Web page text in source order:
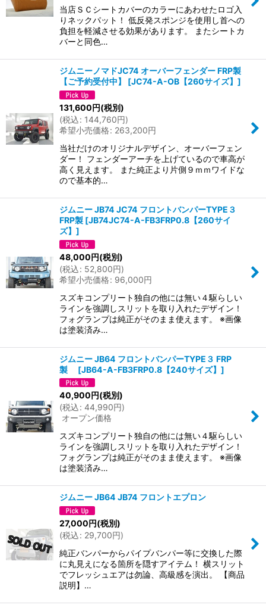
当店ＳＣシートカバーのカラーにあわせたロゴ入
りネックパット！ 低反発スポンジを使用し首への
負担を軽減させる効果があります。 またシートカ
バーと同色…
ジムニーノマドJC74 オーバーフェンダー FRP製
【ご予約受付中】
[JC74-A-OB【260サイズ】 ]
131,600円(税別)
(税込: 144,760円)
希望小売価格: 263,200円
当社だけのオリジナルデザイン、オーバーフェン
ダー！ フェンダーアーチを上げているので車高が
高く見えます。 また純正より片側９ｍｍワイドな
ので基本的…
ジムニー JB74 JC74 フロントバンパーTYPE３
FRP製 [JB74JC74-A-FB3FRP0.8【260サイ
ズ】 ]
48,000円(税別)
(税込: 52,800円)
希望小売価格: 96,000円
スズキコンプリート独自の他には無い４駆らしい
ラインを強調しスリットを取り入れたデザイン！
フォグランプは純正がそのまま使えます。 ※画像
は塗装済み…
ジムニー JB64 フロントバンパーTYPE３ FRP
製
[JB64-A-FB3FRP0.8【240サイズ】 ]
40,900円(税別)
(税込: 44,990円)
オープン価格
スズキコンプリート独自の他には無い４駆らしい
ラインを強調しスリットを取り入れたデザイン！
フォグランプは純正がそのまま使えます。 ※画像
は塗装済み…
ジムニー JB64 JB74 フロントエプロン
27,000円(税別)
(税込: 29,700円)
純正バンパーからパイプバンパー等に交換した際
に丸見えになる箇所を隠すアイテム！ 横スリット
でフレッシュエアは勿論、高級感を演出。 【商品
説明】…